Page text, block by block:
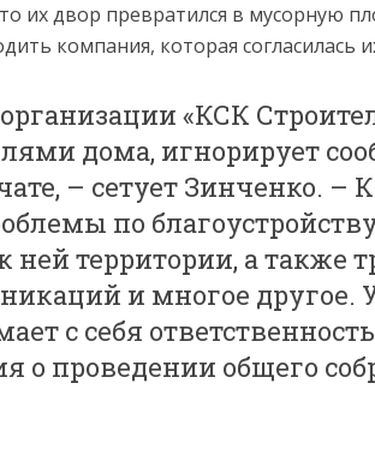
их двор превратился в мусорную
компания, которая согласилась
«КСК
дома, игнорирует
– сетует Зинченко. –
по
территории, а также
и многое другое.
с себя
о проведении общего